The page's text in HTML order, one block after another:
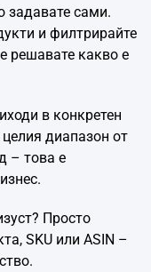
задавате сами.
и филтрирайте
решавате какво е
в конкретен
диапазон от
– това е
Просто
SKU или ASIN –